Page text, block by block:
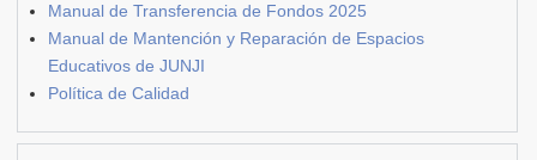
Manual de Transferencia de Fondos 2025
Manual de Mantención y Reparación de Espacios
Educativos de JUNJI
Política de Calidad